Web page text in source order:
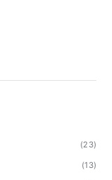
(23)
(13)